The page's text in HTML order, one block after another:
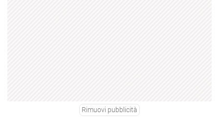
Rimuovi pubblicità